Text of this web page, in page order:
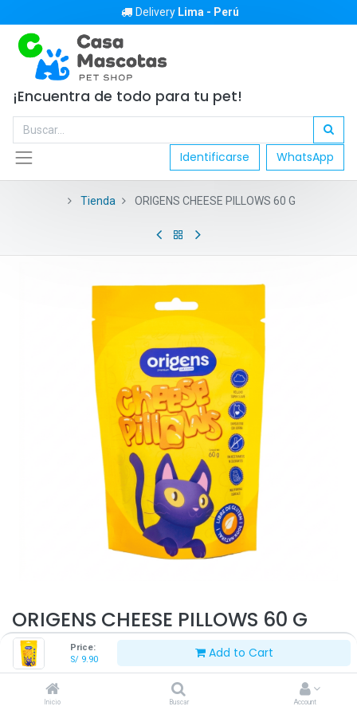
Price:
S/ 9.90 Add to Cart
Inicio Buscar Account
Delivery Lima - Perú
¡Encuentra de todo para tu pet!
Identificarse WhatsApp
Tienda ORIGENS CHEESE PILLOWS 60 G
ORIGENS CHEESE PILLOWS 60 G
S/9.90